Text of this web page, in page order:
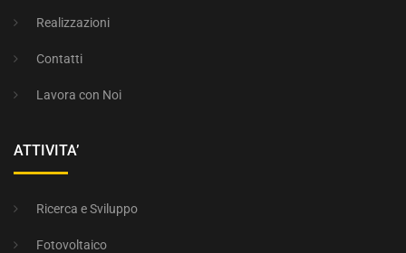
Realizzazioni
Contatti
Lavora con Noi
ATTIVITA’
Ricerca e Sviluppo
Fotovoltaico